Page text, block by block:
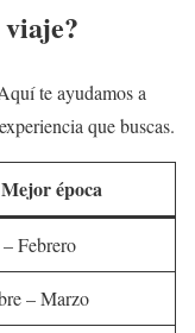
te ayudamos a
que buscas.
Mejor época
Febrero
– Marzo